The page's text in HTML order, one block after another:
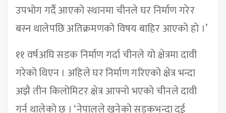
उपभोग गर्दै आएको स्थानमा चीनले घर निर्माण गरेर
बस्न थालेपछि अतिक्रमणको विषय बाहिर आएको हो ।’
११ वर्षअघि सडक निर्माण गर्दा चीनले यो क्षेत्रमा दावी
गरेको थिएन । अहिले घर निर्माण गरिएको क्षेत्र भन्दा
अझै तीन किलोमिटर क्षेत्र आफ्नो भएको चीनले दावी
गर्न थालेको छ । ‘नेपालले खनेको सडकभन्दा दुई